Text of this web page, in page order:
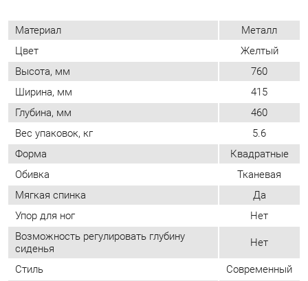
Глубина, мм
460
Вес упаковок, кг
5.6
Форма
Квадратные
Обивка
Тканевая
Мягкая спинка
Да
Упор для ног
Нет
Возможность регулировать глубину
сиденья
Нет
Стиль
Современный
Мягкое сиденье
Да
Съемный чехол
Нет
Возможность регулировать высоту
сиденья Нет